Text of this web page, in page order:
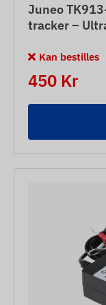
Juneo
tracker –
Kan bestilles
450 Kr